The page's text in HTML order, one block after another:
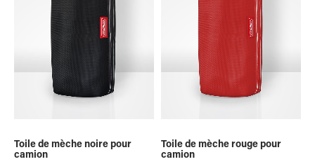
Toile de mèche noire pour
camion
Toile de mèche rouge pour
camion